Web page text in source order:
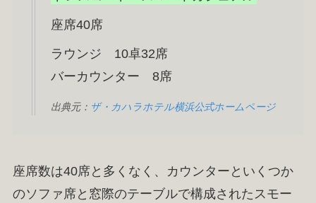
座席40席
ラウンジ 10卓32席
バーカウンター 8席
出典元： ザ・カハラホテル横浜公式ホームページ
座席数は40席と多くなく、カウンターといくつか
のソファ席と窓際のテーブルで構成されたスモー